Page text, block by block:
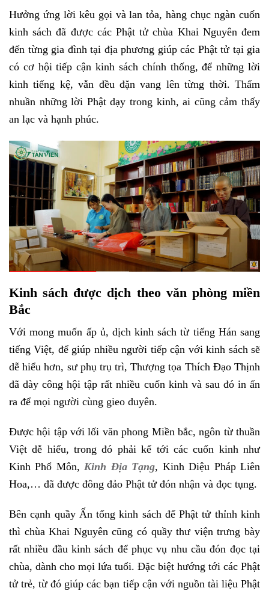
Hưởng ứng lời kêu gọi và lan tỏa, hàng chục ngàn cuốn
kinh sách đã được các Phật tử chùa Khai Nguyên đem
đến từng gia đình tại địa phương giúp các Phật tử tại gia
có cơ hội tiếp cận kinh sách chính thống, để những lời
kinh tiếng kệ, vẫn đều đặn vang lên từng thời. Thấm
nhuần những lời Phật dạy trong kinh, ai cũng cảm thấy
an lạc và hạnh phúc.
Kinh sách được dịch theo văn phòng miền
Bắc
Với mong muốn ấp ủ, dịch kinh sách từ tiếng Hán sang
tiếng Việt, để giúp nhiều người tiếp cận với kinh sách sẽ
dễ hiểu hơn, sư phụ trụ trì, Thượng tọa Thích Đạo Thịnh
đã dày công hội tập rất nhiều cuốn kinh và sau đó in ấn
ra để mọi người cùng gieo duyên.
Được hội tập với lối văn phong Miền bắc, ngôn từ thuần
Việt dễ hiểu, trong đó phải kể tới các cuốn kinh như
Kinh Phổ Môn,Kinh Địa Tạng, Kinh Diệu Pháp Liên
Hoa,… đã được đông đảo Phật tử đón nhận và đọc tụng.
Bên cạnh quầy Ấn tống kinh sách để Phật tử thỉnh kinh
thì chùa Khai Nguyên cũng có quầy thư viện trưng bày
rất nhiều đầu kinh sách để phục vụ nhu cầu đón đọc tại
chùa, dành cho mọi lứa tuổi. Đặc biệt hướng tới các Phật
tử trẻ, từ đó giúp các bạn tiếp cận với nguồn tài liệu Phật